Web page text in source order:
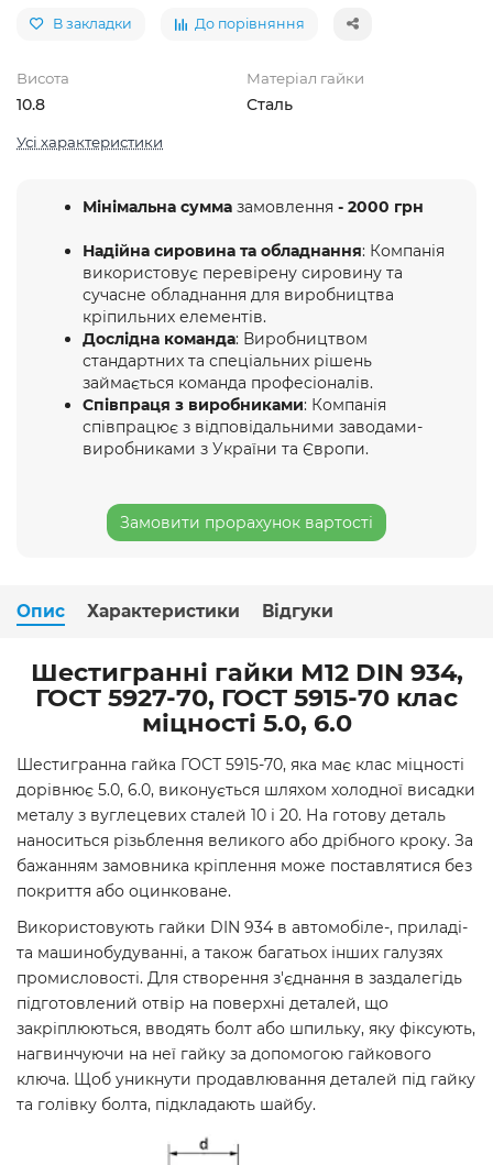
В закладки До порівняння
Висота
10.8
Матеріал гайки
Сталь
Усі характеристики
Мінімальна сумма замовлення - 2000 грн
Надійна сировина та обладнання: Компанія
використовує перевірену сировину та
сучасне обладнання для виробництва
кріпильних елементів.
Дослідна команда: Виробництвом
стандартних та спеціальних рішень
займається команда професіоналів.
Співпраця з виробниками: Компанія
співпрацює з відповідальними заводами-
виробниками з України та Європи.
Замовити прорахунок вартості
Опис Характеристики Відгуки
Шестигранні гайки М12 DIN 934,
ГОСТ 5927-70, ГОСТ 5915-70 клас
міцності 5.0, 6.0
Шестигранна гайка ГОСТ 5915-70, яка має клас міцності
дорівнює 5.0, 6.0, виконується шляхом холодної висадки
металу з вуглецевих сталей 10 і 20. На готову деталь
наноситься різьблення великого або дрібного кроку. За
бажанням замовника кріплення може поставлятися без
покриття або оцинковане.
Використовують гайки DIN 934 в автомобіле-, приладі-
та машинобудуванні, а також багатьох інших галузях
промисловості. Для створення з'єднання в заздалегідь
підготовлений отвір на поверхні деталей, що
закріплюються, вводять болт або шпильку, яку фіксують,
нагвинчуючи на неї гайку за допомогою гайкового
ключа. Щоб уникнути продавлювання деталей під гайку
та голівку болта, підкладають шайбу.